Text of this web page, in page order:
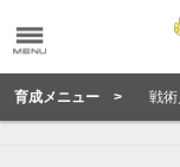
育成メニュー > 戦